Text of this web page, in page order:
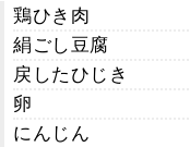
鶏ひき肉
絹ごし豆腐
戻したひじき
卵
にんじん